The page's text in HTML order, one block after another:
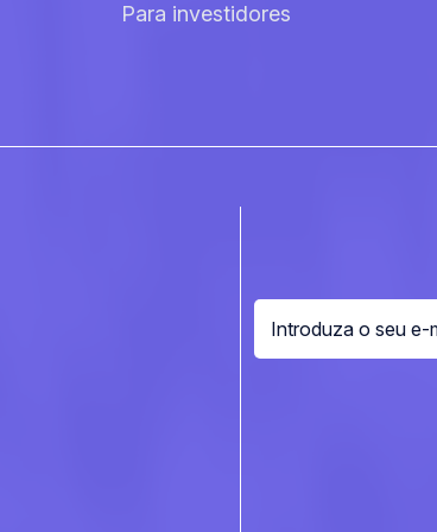
Para investidores